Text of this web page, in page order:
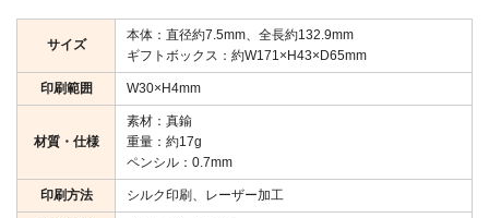
サイズ
本体：直径約7.5mm、全長約132.9mm
ギフトボックス：約W171×H43×D65mm
印刷範囲 W30×H4mm
材質・仕様
素材：真鍮
重量：約17g
ペンシル：0.7mm
印刷方法 シルク印刷、レーザー加工